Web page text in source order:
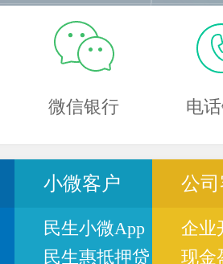
微信银行 电
小微客户
民生小微App
民生惠抵押贷
公
企业
现金